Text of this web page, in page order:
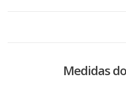
Medidas